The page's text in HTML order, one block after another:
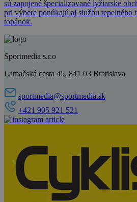
sú zapojené špecializované lyžiarske
pri výbere ponúkajú aj službu tepelného
topánok.
Sportmedia s.r.o
Lamačská cesta 45, 841 03 Bratislava
sportmedia@sportmedia.sk
+421 905 921 521